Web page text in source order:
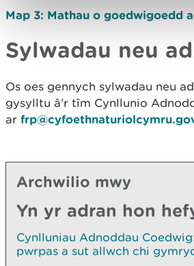
Map 3: Mathau o goedwigoedd
Sylwadau neu
Os oes gennych sylwadau neu
gysylltu â’r tîm Cynllunio
ar
Archwilio mwy
Yn yr adran hon
Cynlluniau Adnoddau
pwrpas a sut allwch chi